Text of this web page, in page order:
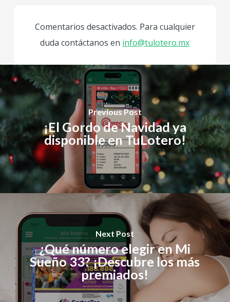
Comentarios desactivados. Para cualquier
duda contáctanos en info@tulotero.mx
Previous Post
¡El Gordo de Navidad ya
disponible en TuLotero!
Next Post
¿Qué número elegir en Mi
Sueño 33? ¡Descubre los más
premiados!